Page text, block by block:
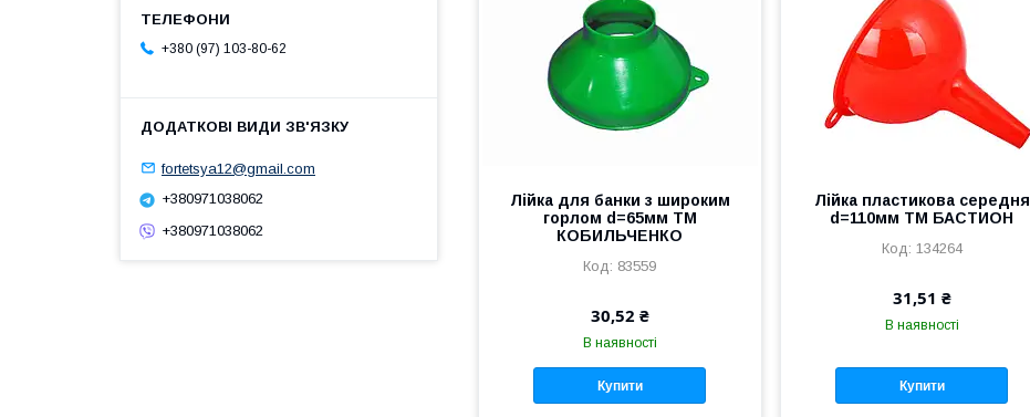
Лійка для банки з широким
горлом d=65мм ТМ
КОБИЛЬЧЕНКО
83559
30,52 ₴
В наявності
Купити
Лійка пластикова середня
d=110мм ТМ БАСТИОН
134264
31,51 ₴
В наявності
Купити
+380 (97) 103-80-62
fortetsya12@gmail.com
+380971038062
+380971038062